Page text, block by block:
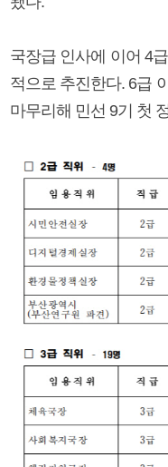
국장급 인사에 이어 4
적으로 추진한다. 6급
마무리해 민선 9기 첫